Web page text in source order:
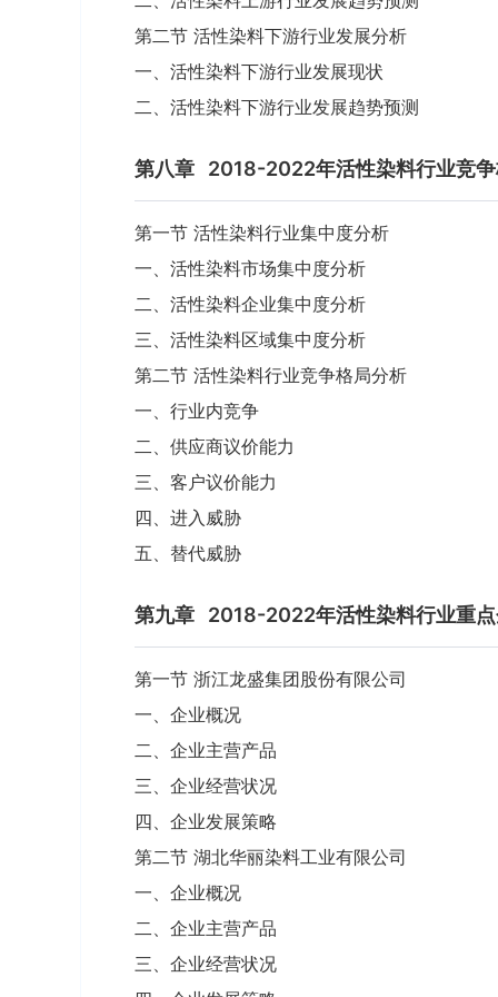
第二节 活性染料下游行业发展分析
一、活性染料下游行业发展现状
二、活性染料下游行业发展趋势预测
第八章 2018-2022年活性染料行业竞
第一节 活性染料行业集中度分析
一、活性染料市场集中度分析
二、活性染料企业集中度分析
三、活性染料区域集中度分析
第二节 活性染料行业竞争格局分析
一、行业内竞争
二、供应商议价能力
三、客户议价能力
四、进入威胁
五、替代威胁
第九章 2018-2022年活性染料行业重
第一节 浙江龙盛集团股份有限公司
一、企业概况
二、企业主营产品
三、企业经营状况
四、企业发展策略
第二节 湖北华丽染料工业有限公司
一、企业概况
二、企业主营产品
三、企业经营状况